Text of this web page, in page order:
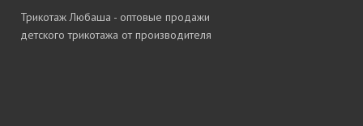
Трикотаж Любаша - оптовые продажи
детского трикотажа от производителя